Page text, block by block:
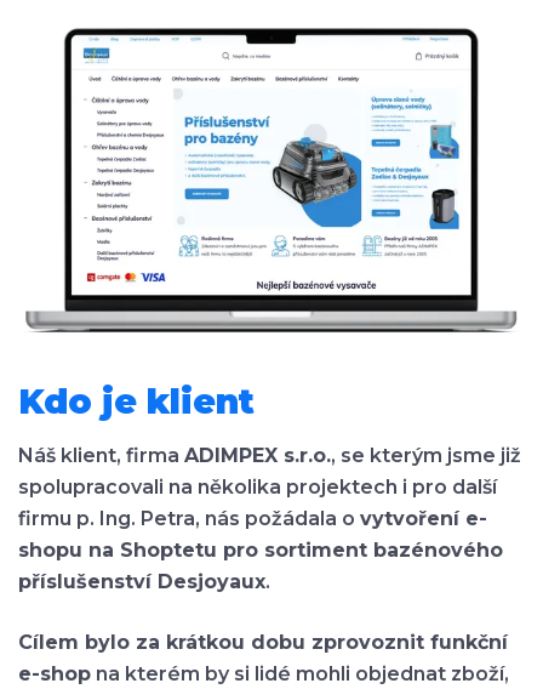
Kdo je klient
Náš klient, firma ADIMPEX s.r.o., se kterým jsme již
spolupracovali na několika projektech i pro další
firmu p. Ing. Petra, nás požádala o vytvoření e-
shopu na Shoptetu pro sortiment bazénového
příslušenství Desjoyaux.
Cílem bylo za krátkou dobu zprovoznit funkční
e-shop na kterém by si lidé mohli objednat zboží,